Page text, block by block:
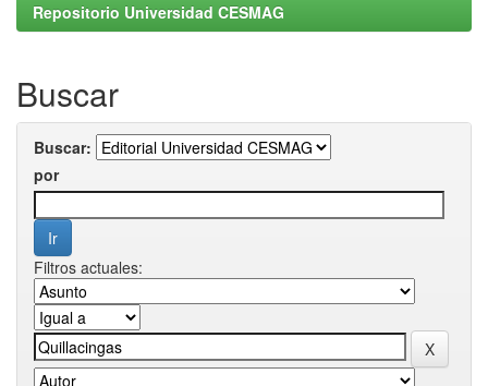
Repositorio Universidad CESMAG
Buscar
Buscar:
por
Filtros actuales: